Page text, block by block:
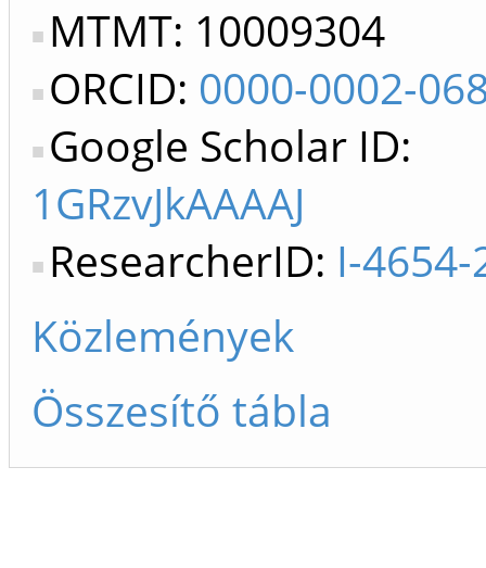
MTMT: 10009304
ORCID: 0000-0002-
Google Scholar ID:
1GRzvJkAAAAJ
ResearcherID: I-
Közlemények
Összesítő tábla